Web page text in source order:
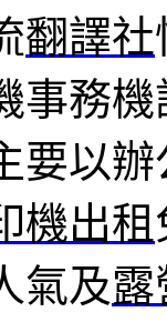
翻譯社
事務
要以
機出租
氣及露